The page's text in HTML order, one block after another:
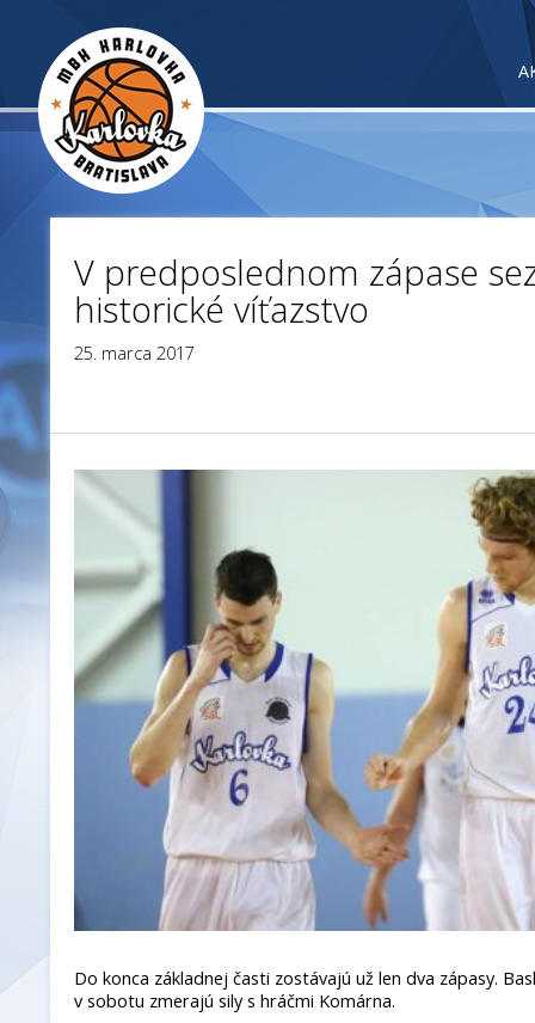
V predposlednom zápase
historické víťazstvo
25. marca 2017
Do konca základnej časti zostávajú už len dva zápasy.
v sobotu zmerajú sily s hráčmi Komárna.